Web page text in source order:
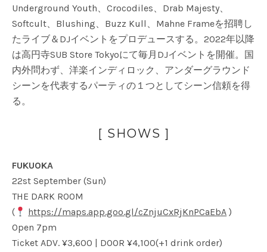
Underground Youth、Crocodiles、Drab Majesty、
Softcult、Blushing、Buzz Kull、Mahne Frameを招聘し
たライブ＆DJイベントをプロデュースする。2022年以降
は高円寺SUB Store Tokyoにて毎月DJイベントを開催。国
内外問わず、洋楽インディロック、アンダーグラウンド
シーンを代表するパーティの１つとしてシーン信頼を得
る。
[ SHOWS ]
FUKUOKA
22st September (Sun)
THE DARK ROOM
(
https://maps.app.goo.gl/cZnjuCxRjKnPCaEbA )
Open 7pm
Ticket ADV. ¥3,600 | DOOR ¥4,100(+1 drink order)